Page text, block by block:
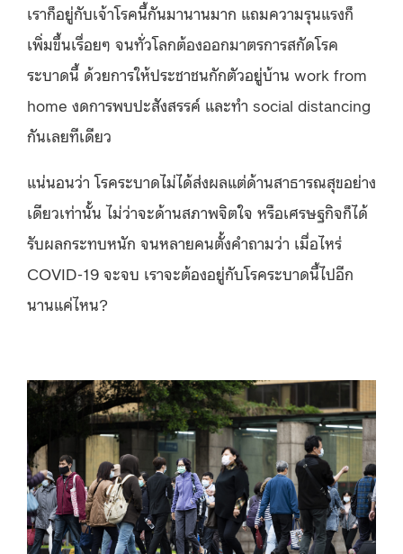
เราก็อยู่กับเจ้าโรคนี้กันมานานมาก แถมความรุนแรงก็
เพิ่มขึ้นเรื่อยๆ จนทั่วโลกต้องออกมาตรการสกัดโรค
ระบาดนี้ ด้วยการให้ประชาชนกักตัวอยู่บ้าน work from
home งดการพบปะสังสรรค์ และทำ social distancing
กันเลยทีเดียว
แน่นอนว่า โรคระบาดไม่ได้ส่งผลแต่ด้านสาธารณสุขอย่าง
เดียวเท่านั้น ไม่ว่าจะด้านสภาพจิตใจ หรือเศรษฐกิจก็ได้
รับผลกระทบหนัก จนหลายคนตั้งคำถามว่า เมื่อไหร่
COVID-19 จะจบ เราจะต้องอยู่กับโรคระบาดนี้ไปอีก
นานแค่ไหน?